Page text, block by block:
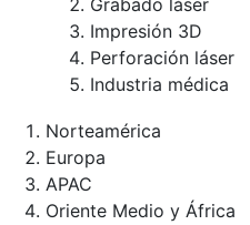
Grabado láser
Impresión 3D
Perforación láser
Industria médica
Norteamérica
Europa
APAC
Oriente Medio y África